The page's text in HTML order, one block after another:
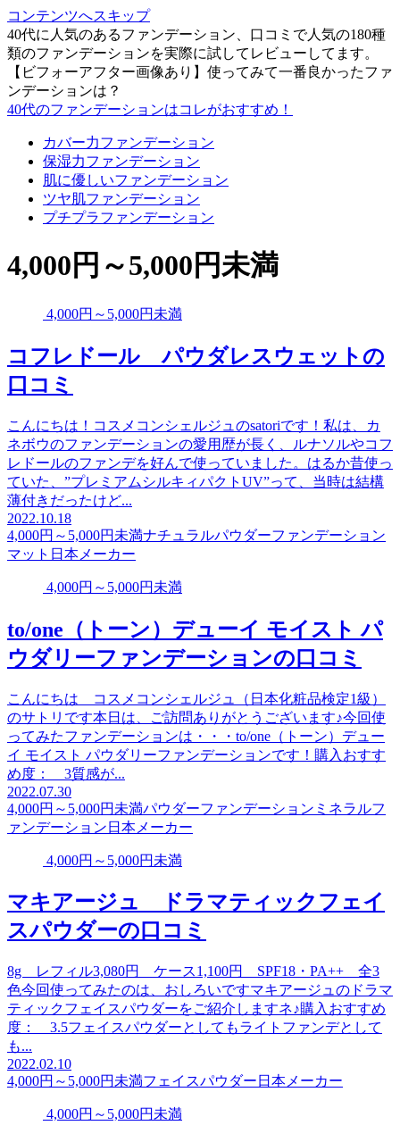
コンテンツへスキップ
40代に人気のあるファンデーション、口コミで人気の180種
類のファンデーションを実際に試してレビューしてます。
【ビフォーアフター画像あり】使ってみて一番良かったファ
ンデーションは？
40代のファンデーションはコレがおすすめ！
カバー力ファンデーション
保湿力ファンデーション
肌に優しいファンデーション
ツヤ肌ファンデーション
プチプラファンデーション
4,000円～5,000円未満
4,000円～5,000円未満
コフレドール パウダレスウェットの
口コミ
こんにちは！コスメコンシェルジュのsatoriです！私は、カ
ネボウのファンデーションの愛用歴が長く、ルナソルやコフ
レドールのファンデを好んで使っていました。はるか昔使っ
ていた、”プレミアムシルキィパクトUV”って、当時は結構
薄付きだったけど...
2022.10.18
4,000円～5,000円未満ナチュラルパウダーファンデーション
マット 日本メーカー
4,000円～5,000円未満
to/one（トーン）デューイ モイスト パ
ウダリーファンデーションの口コミ
こんにちは コスメコンシェルジュ（日本化粧品検定1級）
のサトリです本日は、ご訪問ありがとうございます♪今回使
ってみたファンデーションは・・・to/one（トーン）デュー
イ モイスト パウダリーファンデーションです！購入おすす
め度： 3質感が...
2022.07.30
4,000円～5,000円未満パウダーファンデーション ミネラルフ
ァンデーション 日本メーカー
4,000円～5,000円未満
マキアージュ ドラマティックフェイ
スパウダーの口コミ
8g レフィル3,080円 ケース1,100円 SPF18・PA++ 全3
色今回使ってみたのは、おしろいですマキアージュのドラマ
ティックフェイスパウダーをご紹介しますネ♪購入おすすめ
度： 3.5フェイスパウダーとしてもライトファンデとして
も...
2022.02.10
4,000円～5,000円未満フェイスパウダー 日本メーカー
4,000円～5,000円未満